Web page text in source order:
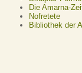
Die Amarna-
Nofretete
Bibliothek der